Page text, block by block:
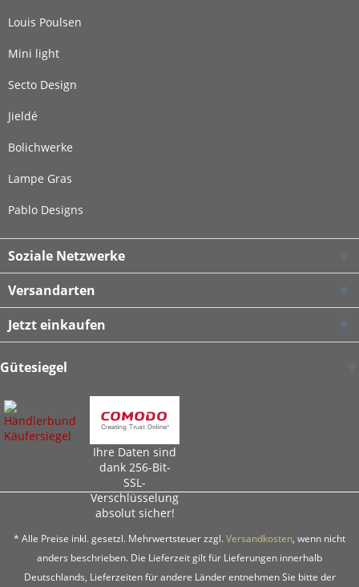
Louis Poulsen
Mini light
Secto Design
Jieldé
Bolichwerke
Lampe Gras
Pablo Designs
Soziale Netzwerke
Versandarten
Jetzt einkaufen
Gütesiegel
Ihre Daten sind
dank 256-Bit-
SSL-
Verschlüsselung
absolut sicher!
* Alle Preise inkl. gesetzl. Mehrwertsteuer zzgl.Versandkosten, wenn nicht
anders beschrieben. Die Lieferzeit gilt für Lieferungen innerhalb
Deutschlands, Lieferzeiten für andere Länder entnehmen Sie bitte der